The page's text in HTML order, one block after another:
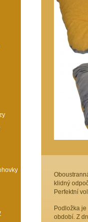
klidný
Perfektní
Podložka
období. Z